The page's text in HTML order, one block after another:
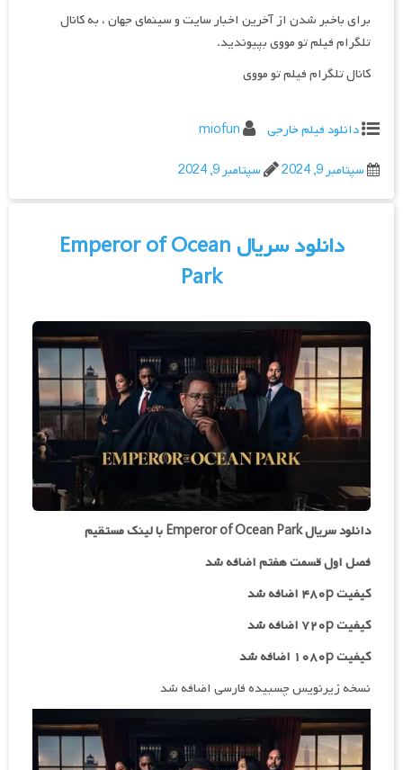
برای باخبر شدن از آخرین اخبار سایت و سینمای جهان ، به کانال
تلگرام فیلم تو مووی بپیوندید.
کانال تلگرام فیلم تو مووی
دانلود فیلم خارجی
miofun
سپتامبر 9, 2024
سپتامبر 9, 2024
دانلود سریال Emperor of Ocean
Park
دانلود سریال Emperor of Ocean Park با لینک مستقیم
فصل اول قسمت هفتم اضافه شد
کیفیت ۴۸۰p اضافه شد
کیفیت ۷۲۰p
اضافه شد
کیفیت ۱۰۸۰p اضافه شد
نسخه زیرنویس چسبیده فارسی اضافه شد